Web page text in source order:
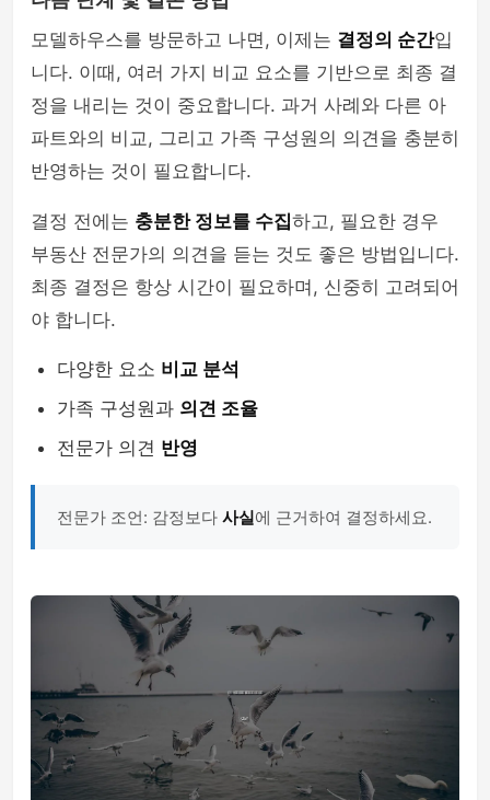
모델하우스를 방문하고 나면, 이제는 결정의 순간입
니다. 이때, 여러 가지 비교 요소를 기반으로 최종 결
정을 내리는 것이 중요합니다. 과거 사례와 다른 아
파트와의 비교, 그리고 가족 구성원의 의견을 충분히
반영하는 것이 필요합니다.
결정 전에는 충분한 정보를 수집하고, 필요한 경우
부동산 전문가의 의견을 듣는 것도 좋은 방법입니다.
최종 결정은 항상 시간이 필요하며, 신중히 고려되어
야 합니다.
다양한 요소 비교 분석
가족 구성원과 의견 조율
전문가 의견 반영
전문가 조언: 감정보다 사실에 근거하여 결정하세요.